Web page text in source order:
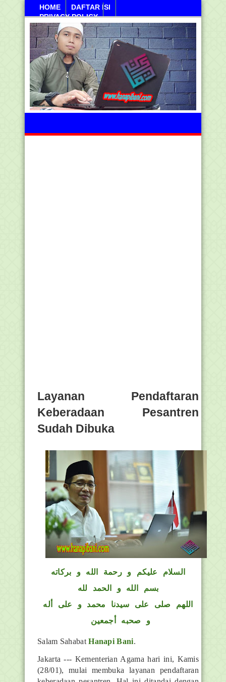
HOME
DAFTAR ISI
PRIVACY POLICY
Kamis, 06 Agustus 2026
Layanan Pendaftaran
Keberadaan Pesantren
Sudah Dibuka
السلام عليكم و رحمة الله و بركاته
بسم الله و الحمد لله
اللهم صلى على سيدنا محمد و على أله
و صحبه أجمعين
Salam SahabatHanapi Bani.
Jakarta --- Kementerian Agama hari ini, Kamis
(28/01), mulai membuka layanan pendaftaran